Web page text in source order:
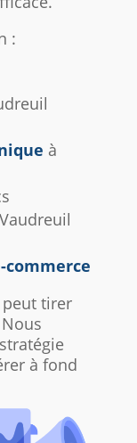
:
à
commerce
tirer
à fond